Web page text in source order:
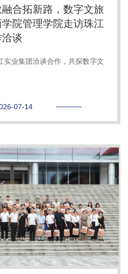
融合拓新路，数字文旅
院管理学院走访珠江
谈
实业集团洽谈合作，共探数字文
07-14